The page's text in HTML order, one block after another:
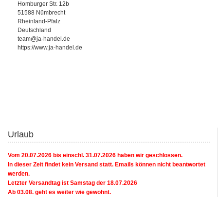
Homburger Str. 12b
51588 Nümbrecht
Rheinland-Pfalz
Deutschland
team@ja-handel.de
https://www.ja-handel.de
Urlaub
Vom 20.07.2026 bis einschl. 31.07.2026 haben wir geschlossen.
In dieser Zeit findet kein Versand statt. Emails können nicht beantwortet
werden.
Letzter Versandtag ist Samstag der 18.07.2026
Ab 03.08. geht es weiter wie gewohnt.